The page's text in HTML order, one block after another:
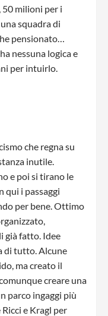
milioni per i
squadra di
pensionato…
nessuna logica e
per intuirlo.
che regna su
inutile.
e poi si tirano le
qui i passaggi
per bene. Ottimo
già fatto. Idee
di tutto. Alcune
ma creato il
creare una
parco ingaggi più
e Kragl per